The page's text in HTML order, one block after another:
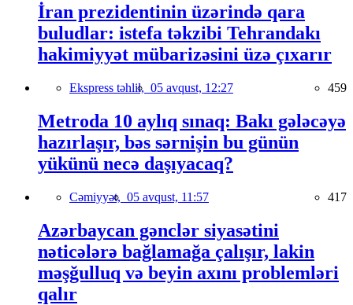
İran prezidentinin üzərində qara
buludlar: istefa təkzibi Tehrandakı
hakimiyyət mübarizəsini üzə çıxarır
Ekspress təhlil, 05 avqust, 12:27 459
Metroda 10 aylıq sınaq: Bakı gələcəyə
hazırlaşır, bəs sərnişin bu günün
yükünü necə daşıyacaq?
Cəmiyyət, 05 avqust, 11:57 417
Azərbaycan gənclər siyasətini
nəticələrə bağlamağa çalışır, lakin
məşğulluq və beyin axını problemləri
qalır